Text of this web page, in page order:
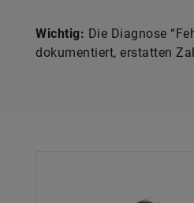
Wichtig: Die Diagnose
dokumentiert, erstatten